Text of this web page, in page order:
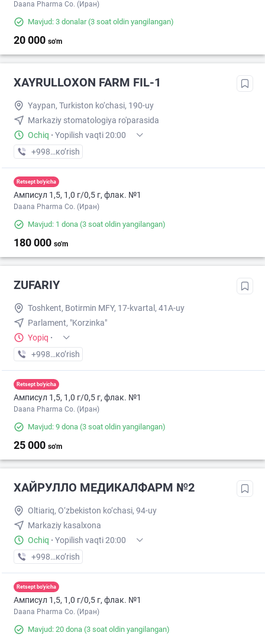
Daana Pharma Co. (Иран)
Mavjud: 3 donalar(3 soat oldin yangilangan)
20 000 so'm
XAYRULLOXON FARM FIL-1
Yaypan, Turkiston ko‘chasi, 190-uy
Markaziy stomatologiya ro'parasida
Ochiq · Yopilish vaqti 20:00
+998 (91) XXX-XX-XX
кo’rish
Retsept bo'yicha
Амписул 1,5, 1,0 г/0,5 г, флак. №1
Daana Pharma Co. (Иран)
Mavjud: 1 dona (3 soat oldin yangilangan)
180 000 so'm
ZUFARIY
Toshkent, Botirmin MFY, 17-kvartal, 41A-uy
Parlament, "Korzinka"
Yopiq ·
+998 (98) XXX-XX-XX
кo’rish
Retsept bo'yicha
Амписул 1,5, 1,0 г/0,5 г, флак. №1
Daana Pharma Co. (Иран)
Mavjud: 9 dona (3 soat oldin yangilangan)
25 000 so'm
ХАЙРУЛЛО МЕДИКАЛФАРМ №2
Oltiariq, O‘zbekiston ko‘chasi, 94-uy
Markaziy kasalxona
Ochiq · Yopilish vaqti 20:00
+998 (93) XXX-XX-XX
кo’rish
Retsept bo'yicha
Амписул 1,5, 1,0 г/0,5 г, флак. №1
Daana Pharma Co. (Иран)
Mavjud: 20 dona (3 soat oldin yangilangan)